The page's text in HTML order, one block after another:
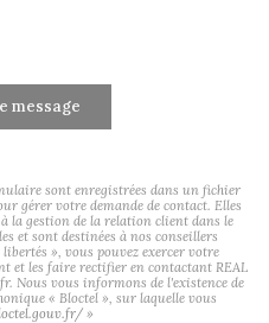
message
sont enregistrées dans un fichier
gérer votre demande de contact. Elles
la gestion de la relation client dans le
et sont destinées à nos conseillers
», vous pouvez exercer votre
et les faire rectifier en contactant REAL
Nous vous informons de l'existence de
« Bloctel », sur laquelle vous
»